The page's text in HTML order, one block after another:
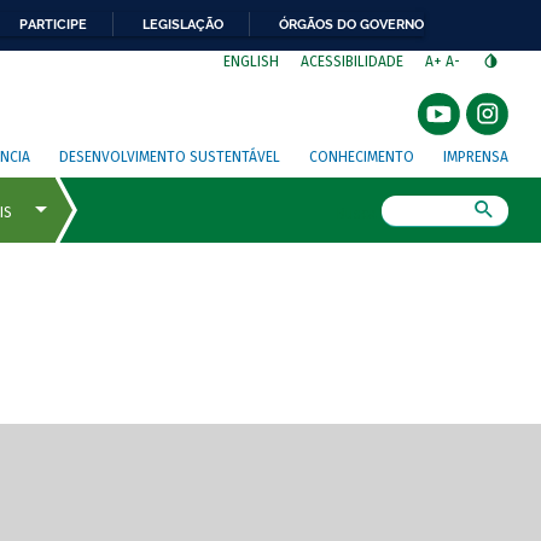
PARTICIPE LEGISLAÇÃO ÓRGÃOS DO GOVERNO
ENGLISH ACESSIBILIDADE A+ A-
DESENVOLVIMENTO SUSTENTÁVEL CONHECIMENTO IMPRENSA
de tela